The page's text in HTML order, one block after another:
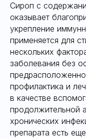
Сироп с
оказывает
укрепление
применяется для
нескольких
заболевания без
профилактика и
в качестве
продолжительной
хронических
препарата есть